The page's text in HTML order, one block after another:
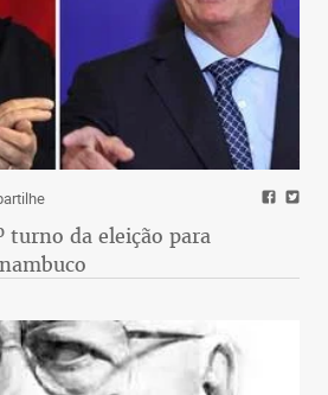
turno da eleição para